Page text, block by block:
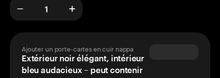
Ajouter un porte-cartes en cuir nappa
Extérieur noir élégant, intérieur
bleu audacieux – peut contenir